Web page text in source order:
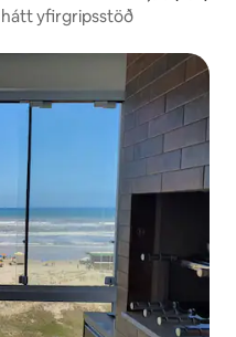
hátt yfirgripsstöð